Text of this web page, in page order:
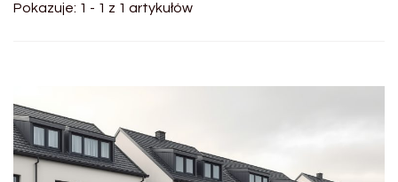
Pokazuje: 1 - 1 z 1 artykułów